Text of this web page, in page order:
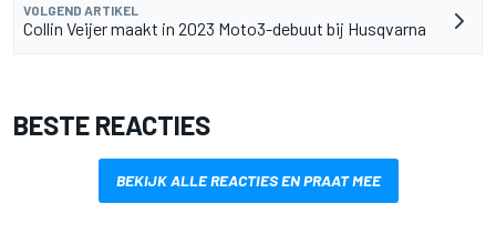
VOLGEND ARTIKEL
Collin Veijer maakt in 2023 Moto3-debuut bij Husqvarna
BESTE REACTIES
BEKIJK ALLE REACTIES EN PRAAT MEE